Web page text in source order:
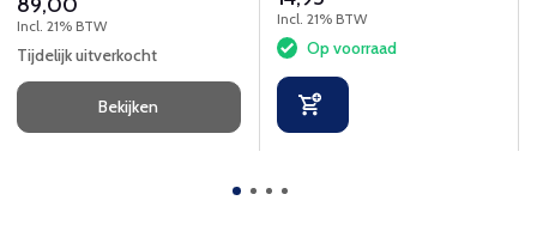
Incl. 21% BTW
Tijdelijk uitverkocht
Bekijken
Incl. 21% BTW
Op voorraad